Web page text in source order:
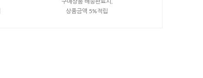
구매상품 배송완료시,
상품금액 5%적립